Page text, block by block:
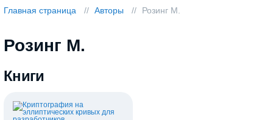
Главная страница Авторы Розинг М.
Розинг М.
Книги